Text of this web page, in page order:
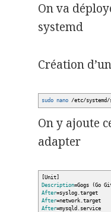
On va
systemd
Création
sudo nano /etc/systemd /
On y ajoute
adapter
[Unit
Description=Gogs (Go
After=syslog.target
After=network.target
After=mysqld.service